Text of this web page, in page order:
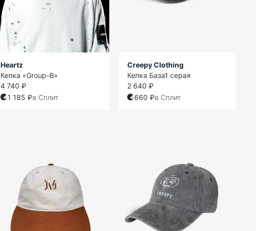
Heartz
Кепка «Group-B»
4 740 ₽
1 185 ₽в Сплит
Creepy Clothing
Кепка База1 серая
2 640 ₽
660 ₽в Сплит